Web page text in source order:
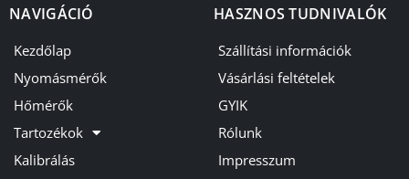
NAVIGÁCIÓ
Kezdőlap
Nyomásmérők
Hőmérők
Tartozékok
Kalibrálás
HASZNOS TUDNIVALÓK
Szállítási információk
Vásárlási feltételek
GYIK
Rólunk
Impresszum